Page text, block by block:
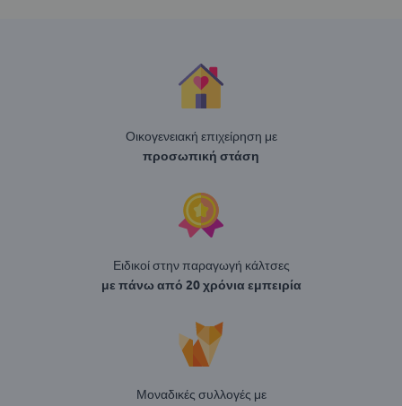
Οικογενειακή επιχείρηση με
προσωπική στάση
Ειδικοί στην παραγωγή κάλτσες
με πάνω από 20 χρόνια εμπειρία
Μοναδικές συλλογές με